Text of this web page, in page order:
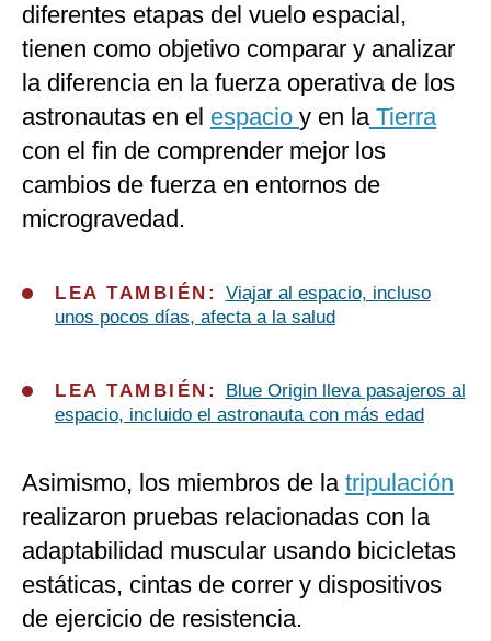
diferentes etapas del vuelo espacial,
tienen como objetivo comparar y analizar
la diferencia en la fuerza operativa de los
astronautas en el espacio y en laTierra
con el fin de comprender mejor los
cambios de fuerza en entornos de
microgravedad.
LEA TAMBIÉN: Viajar al espacio, incluso
unos pocos días, afecta a la salud
LEA TAMBIÉN:
Blue Origin lleva pasajeros al
espacio, incluido el astronauta con más edad
Asimismo, los miembros de la tripulación
realizaron pruebas relacionadas con la
adaptabilidad muscular usando bicicletas
estáticas, cintas de correr y dispositivos
de ejercicio de resistencia.